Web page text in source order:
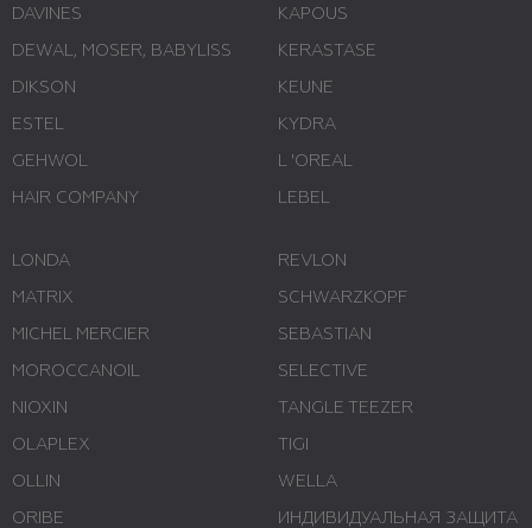
DAVINES
DEWAL, MOSER, BABYLISS
DIKSON
ESTEL
GEHWOL
HAIR COMPANY
KAPOUS
KERASTASE
KEUNE
KYDRA
L 'ОREAL
LEBEL
LONDA
MATRIX
MICHEL MERCIER
MOROCCANOIL
NIOXIN
OLAPLEX
OLLIN
ORIBE
REVLON
SCHWARZKOPF
SEBASTIAN
SELECTIVE
TANGLE TEEZER
TIGI
WELLA
ИНДИВИДУАЛЬНАЯ ЗАЩИТА